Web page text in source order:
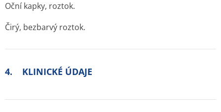
Oční kapky, roztok.
Čirý, bezbarvý roztok.
4. KLINICKÉ ÚDAJE